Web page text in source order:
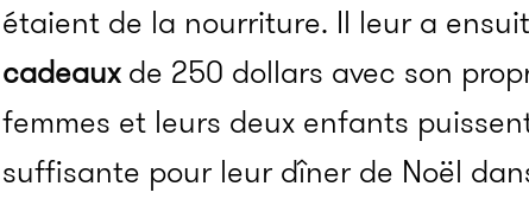
étaient de la nourriture. Il leur a
cadeauxde 250 dollars avec son
femmes et leurs deux enfants
suffisante pour leur dîner de Noël